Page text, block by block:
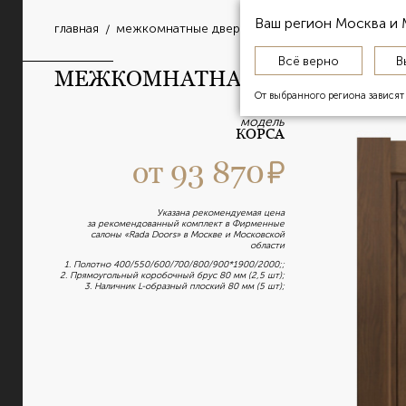
Ваш регион Москва и
Всё верно
От выбранного региона
главная межкомнатные двери межкомнатная дверь
МЕЖКОМНАТНАЯ ДВЕРЬ
модель
КОРСА
от 93 870
Указана рекомендуемая цена
за рекомендованный комплект в Фирменные
салоны «Rada Doors» в Москве и Московской
области
1. Полотно 400/550/600/700/800/900*1900/2000;;
2. Прямоугольный коробочный брус 80 мм (2,5 шт);
3. Наличник L-образный плоский 80 мм (5 шт);